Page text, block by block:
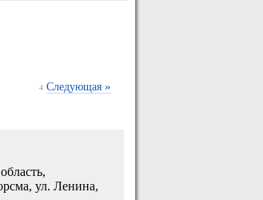
4 Следующая »
ул. Ленина,